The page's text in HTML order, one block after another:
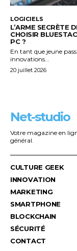
LOGICIELS
L’ARME SECRÈTE
CHOISIR
PC ?
En tant que jeune
innovations...
20 juillet 2026
Net-studio
Votre magazine en
général.
CULTURE GEEK
INNOVATION
MARKETING
SMARTPHONE
BLOCKCHAIN
SÉCURITÉ
CONTACT